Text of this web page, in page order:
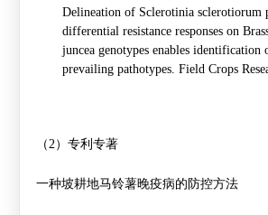
Delineation of Sclerotinia sclerotiorum
differential resistance responses on
juncea genotypes enables identification
prevailing pathotypes. Field Crops
（ 2 ）专利专著
一种坡耕地马铃薯晚疫病的防控方法